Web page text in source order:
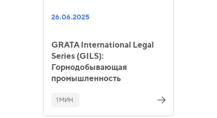
26.06.2025
GRATA International Legal
Series (GILS):
Горнодобывающая
промышленность
1 МИН.